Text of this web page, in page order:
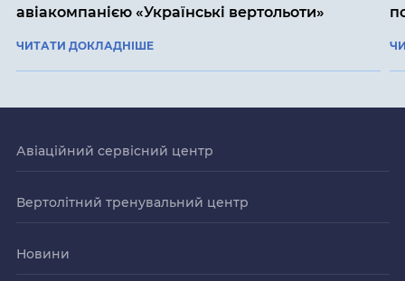
авіакомпанією «Українські вертольоти»
ЧИТАТИ ДОКЛАДНІШЕ
Авіаційний сервісний центр
Вертолітний тренувальний центр
Новини